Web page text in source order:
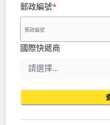
郵政編號*
國際快遞商